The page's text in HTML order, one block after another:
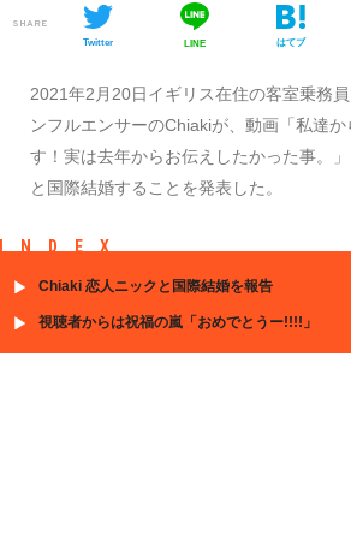
SHARE
Twitter LINE はてブ
2021年2月20日イギリス在住の客室乗務
ンフルエンサーのChiakiが、動画「私達
す！実は去年からお伝えしたかった事。
と国際結婚することを発表した。
INDEX
Chiaki 恋人ニックと国際結婚を報告
視聴者からは祝福の嵐「おめでとうー!!!!」